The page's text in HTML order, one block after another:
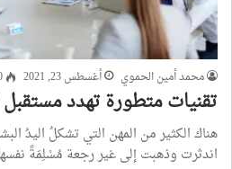
محمد أمين الحموي أغسطس 23, 2021
تقنيات متطورة تهدد مستقبل
هناك الكثير من المهن التي تشكلُ اليدُ
اندثرت وذهبت إلى غير رجعة مُسْلِمَةً